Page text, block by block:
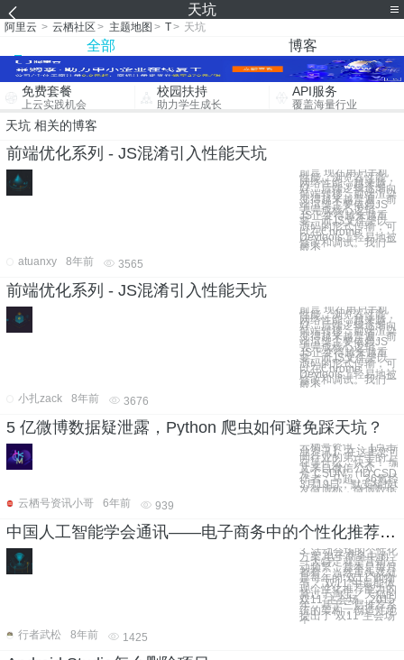
天坑
阿里云 > 云栖社区 > 主题地图 > T> 天坑
全部 博客
免费套餐
上云实践机会
校园扶持
助力学生成长
API服务
覆盖海量行业
天坑 相关的博客
前端优化系列 - JS混淆引入性能天坑
前言 现在用户手机
性能，浏览器性能，
网络性能，越来越
好，后端逻辑逐渐向
前端转移，前端渲染
变得越来越普遍。前
端渲染主要依赖JS
去完成核心逻辑，
JS正变得越来越重
要。而JS文件是以
源码的形式传输，可
以在Chrome
Devtools上轻易地被
修改和调试。我们一
般不
atuanxy
8年前 3565
前端优化系列 - JS混淆引入性能天坑
前言 现在用户手机
性能，浏览器性能，
网络性能，越来越
好，后端逻辑逐渐向
前端转移，前端渲染
变得越来越普遍。前
端渲染主要依赖JS
去完成核心逻辑，
JS正变得越来越重
要。而JS文件是以
源码的形式传输，可
以在Chrome
Devtools上轻易地被
修改和调试。我们一
般不
小扎zack
8年前 3676
5 亿微博数据疑泄露，Python 爬虫如何避免踩天坑？
云栖号资讯：【点击
业资讯】 在这里您可
同行业的第一手的上
在等什么，快来！ 编
文来自微信公众
号“CSDN”（
作者：马超，36氪经
3月19日，默安科技
发微博称，微博数据
云栖号资讯小哥
6年前 939
中国人工智能学会通讯——电子商务中的个性化推荐技术剖析 3. 活动会场的个性化方案
3. 活动会场的个性化
方案 电子商务中的
一大特定就是营销活
动频繁，基本是每月
都有，当然重头戏就
是每年的“双11”购物
节。“双11”中最能体
现个性化推荐能力的
莫过于淘宝／天猫的
双11”主会场。2015
年，基于三层推荐系
统的架构，创造性地
提出了“双11”主会场
个
行者武松
8年前 1425